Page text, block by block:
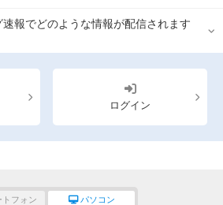
報でどのような情報が配信されます
ログイン
トフォン パソコン